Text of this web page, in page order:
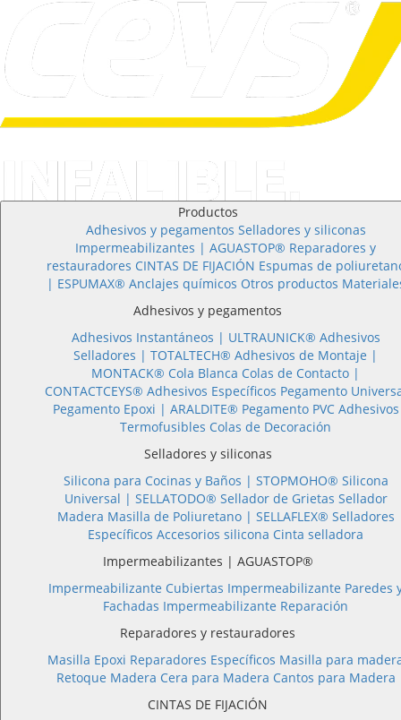
Productos
Adhesivos y pegamentos Selladores y siliconas
Impermeabilizantes | AGUASTOP® Reparadores y
restauradores CINTAS DE FIJACIÓN Espumas de
| ESPUMAX® Anclajes químicos Otros productos
Adhesivos y pegamentos
Adhesivos Instantáneos | ULTRAUNICK® Adhesivos
Selladores | TOTALTECH®
Adhesivos de Montaje |
MONTACK® Cola Blanca
Colas de Contacto |
CONTACTCEYS® Adhesivos Específicos Pegamento
Pegamento Epoxi | ARALDITE® Pegamento PVC Adhesivos
Termofusibles Colas de Decoración
Selladores y siliconas
Silicona para Cocinas y Baños | STOPMOHO® Silicona
Universal | SELLATODO® Sellador de Grietas Sellador
Madera
Masilla de Poliuretano | SELLAFLEX® Selladores
Específicos Accesorios silicona Cinta selladora
Impermeabilizantes | AGUASTOP®
Impermeabilizante Cubiertas Impermeabilizante Paredes
Fachadas Impermeabilizante Reparación
Reparadores y restauradores
Masilla Epoxi Reparadores Específicos Masilla para
Retoque Madera Cera para Madera Cantos para Madera
CINTAS DE FIJACIÓN